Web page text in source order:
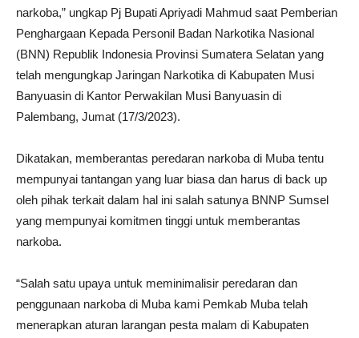
narkoba,” ungkap Pj Bupati Apriyadi Mahmud saat Pemberian
Penghargaan Kepada Personil Badan Narkotika Nasional
(BNN) Republik Indonesia Provinsi Sumatera Selatan yang
telah mengungkap Jaringan Narkotika di Kabupaten Musi
Banyuasin di Kantor Perwakilan Musi Banyuasin di
Palembang, Jumat (17/3/2023).
Dikatakan, memberantas peredaran narkoba di Muba tentu
mempunyai tantangan yang luar biasa dan harus di back up
oleh pihak terkait dalam hal ini salah satunya BNNP Sumsel
yang mempunyai komitmen tinggi untuk memberantas
narkoba.
“Salah satu upaya untuk meminimalisir peredaran dan
penggunaan narkoba di Muba kami Pemkab Muba telah
menerapkan aturan larangan pesta malam di Kabupaten